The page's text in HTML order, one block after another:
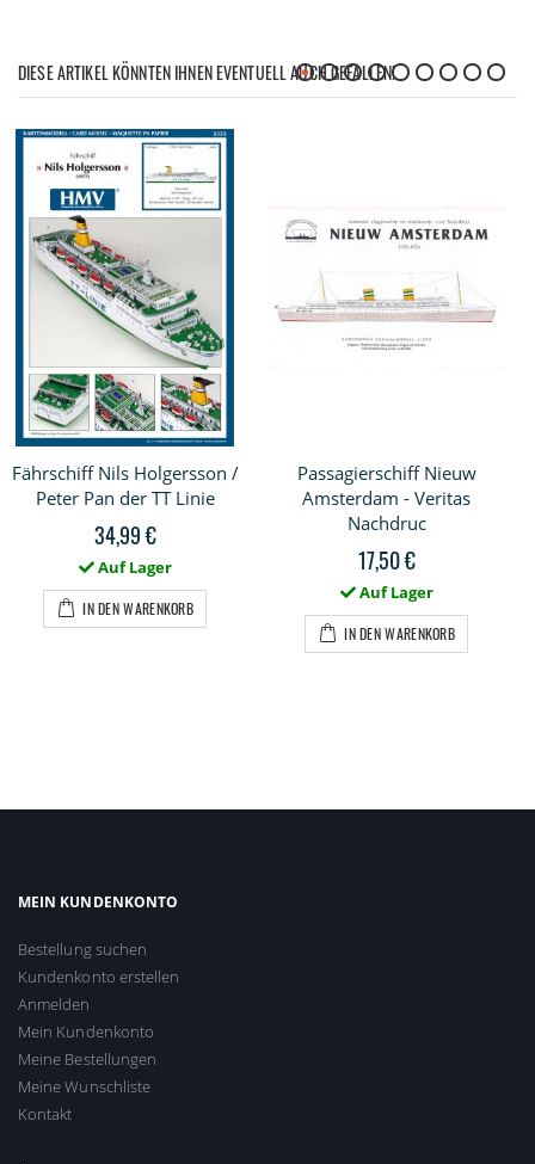
DIESE ARTIKEL KÖNNTEN IHNEN EVENTUELL AUCH GEFALLEN!
Fährschiff Nils Holgersson /
Peter Pan der TT Linie
34,99 €
Auf Lager
IN DEN WARENKORB
Passagierschiff Nieuw
Amsterdam - Veritas
Nachdruc
17,50 €
Auf Lager
IN DEN WARENKORB
MEIN KUNDENKONTO
Bestellung suchen
Kundenkonto erstellen
Anmelden
Mein Kundenkonto
Meine Bestellungen
Meine Wunschliste
Kontakt